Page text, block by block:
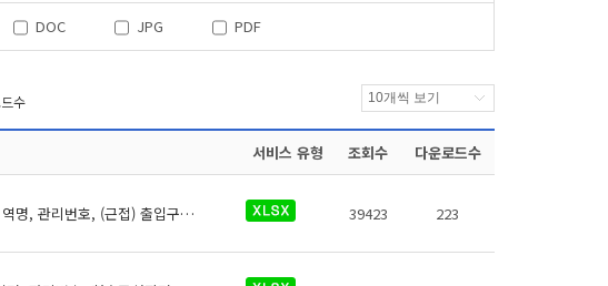
DOC JPG PDF
수
서비스 유형 조회수 다운로드수
코레일 휠체어리프트에 대한 데이터로 철도운영기관명, 운영노선명, 역명, 관리번호, (근접) 출입구번호, 시작층(지상/지하), 시작층(운행역층), 시작층(상세위치), 종료층(지상/지하), 종료층(운행역층), 종료층(상세위치), 길이(Cm), 폭(Cm), 한계중량(Kg), 승강기상태, 승강기 일련번호, 데이터 기준일자, 참고사항이 있습니다.
39423 223